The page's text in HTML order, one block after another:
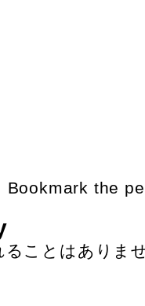
the
ることはありま